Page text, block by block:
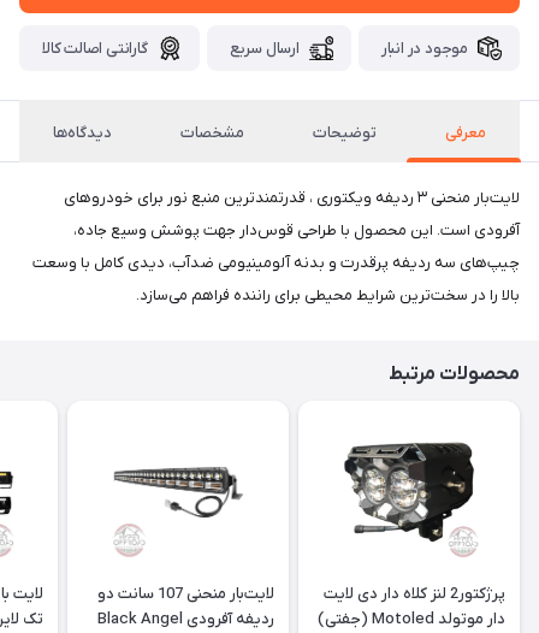
موجود در انبار ارسال سریع گارانتی اصالت کالا
معرفی توضیحات مشخصات دیدگاه‌ها
لایت‌بار منحنی ۳ ردیفه ویکتوری ، قدرتمندترین منبع نور برای خودروهای
آفرودی است. این محصول با طراحی قوس‌دار جهت پوشش وسیع جاده،
چیپ‌های سه ردیفه پرقدرت و بدنه آلومینیومی ضدآب، دیدی کامل با وسعت
بالا را در سخت‌ترین شرایط محیطی برای راننده فراهم می‌سازد.
محصولات مرتبط
پرژکتور2 لنز کلاه دار دی لایت
دار موتولد Motoled (جفتی)
لایت‌بار منحنی 107 سانت دو
ردیفه آفرودی Black Angel
تک